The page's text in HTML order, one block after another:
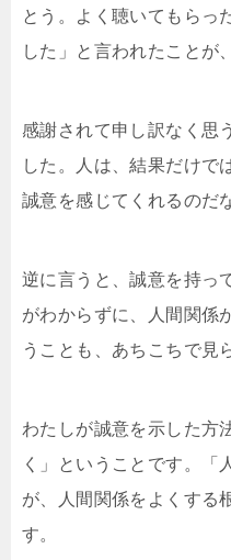
とう。よく聴いてもらっ
した」と言われたことが
感謝されて申し訳なく思
した。人は、結果だけで
誠意を感じてくれるのだ
逆に言うと、誠意を持っ
がわからずに、人間関係
うことも、あちこちで見
わたしが誠意を示した方
く」ということです。「
が、人間関係をよくする
す。